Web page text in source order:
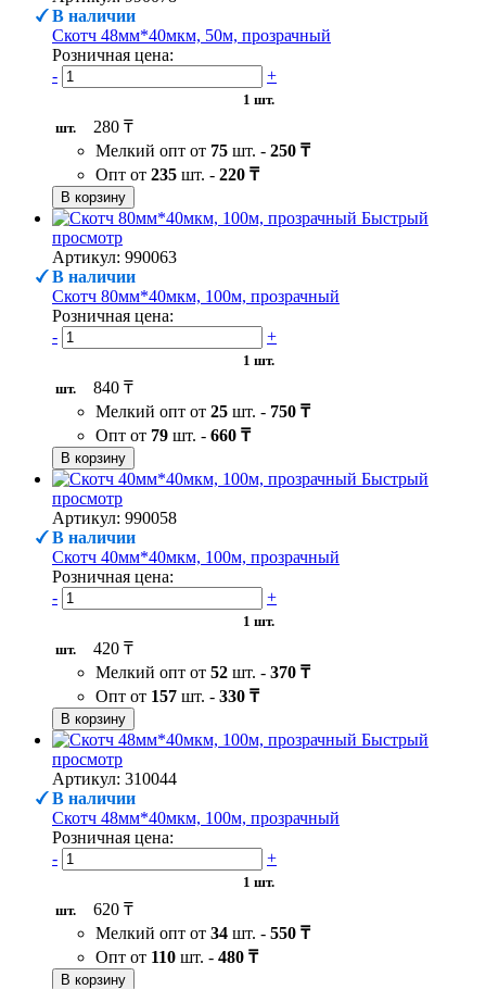
В наличии
Скотч 48мм*40мкм, 50м, прозрачный
Розничная цена:
-
+
1 шт.
шт.
280 ₸
Мелкий опт от 75 шт. - 250 ₸
Опт от 235 шт. - 220 ₸
В корзину
Быстрый
просмотр
Артикул: 990063
В наличии
Скотч 80мм*40мкм, 100м, прозрачный
Розничная цена:
-
+
1 шт.
шт.
840 ₸
Мелкий опт от 25 шт. - 750 ₸
Опт от 79 шт. - 660 ₸
В корзину
Быстрый
просмотр
Артикул: 990058
В наличии
Скотч 40мм*40мкм, 100м, прозрачный
Розничная цена:
-
+
1 шт.
шт.
420 ₸
Мелкий опт от 52 шт. - 370 ₸
Опт от 157 шт. - 330 ₸
В корзину
Быстрый
просмотр
Артикул: 310044
В наличии
Скотч 48мм*40мкм, 100м, прозрачный
Розничная цена:
-
+
1 шт.
шт.
620 ₸
Мелкий опт от 34 шт. - 550 ₸
Опт от 110 шт. - 480 ₸
В корзину